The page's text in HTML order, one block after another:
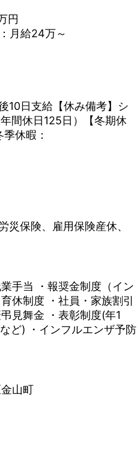
円
月給24万～
10日支給【休み備考】シ
間休日125日）【冬期休
休暇：
災保険、雇用保険産休、
手当 ・報奨金制度（イン
休制度 ・社員・家族割引
見舞金 ・表彰制度(年1
ど) ・インフルエンザ予防
山町